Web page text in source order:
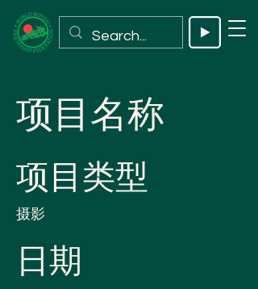
项目名称
项目类型
摄影
日期